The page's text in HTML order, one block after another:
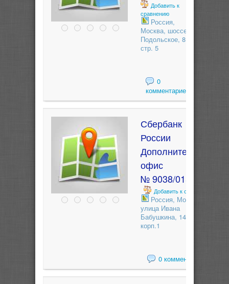
Добавить к
сравнению
Россия,
Москва, шоссе
Подольское, 8 -
стр. 5
0
комментариев
Сбербанк
России
Дополнительный
офис
№ 9038/01592
Добавить к сравнению
Россия, Москва,
улица Ивана
Бабушкина, 14 -
корп.1
0 комментариев